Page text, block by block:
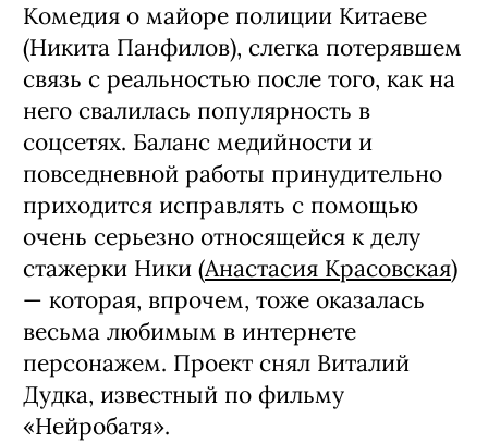
Комедия о майоре полиции Китаеве
(Никита Панфилов), слегка потерявшем
связь с реальностью после того, как на
него свалилась популярность в
соцсетях. Баланс медийности и
повседневной работы принудительно
приходится исправлять с помощью
очень серьезно относящейся к делу
стажерки Ники (Анастасия Красовская)
— которая, впрочем, тоже оказалась
весьма любимым в интернете
персонажем. Проект снял Виталий
Дудка, известный по фильму
«Нейробатя».